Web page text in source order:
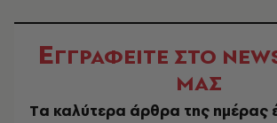
ΕΓΓΡΑΦΕΙΤΕ ΣΤΟ
ΜΑΣ
Tα καλύτερα άρθρα της ημέρας